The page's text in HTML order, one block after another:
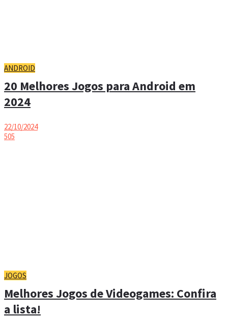
ANDROID
20 Melhores Jogos para Android em
2024
22/10/2024
505
JOGOS
Melhores Jogos de Videogames: Confira
a lista!